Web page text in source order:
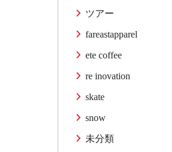
ツアー
fareastapparel
ete coffee
re inovation
skate
snow
未分類